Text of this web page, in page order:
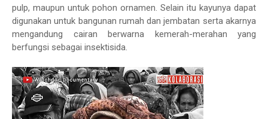
pulp, maupun untuk pohon ornamen. Selain itu kayunya dapat
digunakan untuk bangunan rumah dan jembatan serta akarnya
mengandung cairan berwarna kemerah-merahan yang
berfungsi sebagai insektisida.